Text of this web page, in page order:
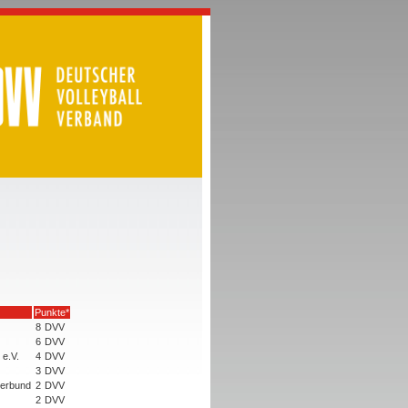
Punkte*
8 DVV
6 DVV
4 DVV
3 DVV
2 DVV
2 DVV